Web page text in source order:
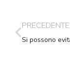
PRECEDENTE